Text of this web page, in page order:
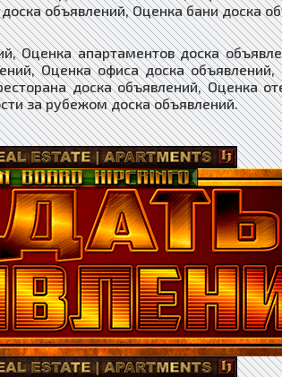
объявлений, Оценка бани доска
Оценка апартаментов доска
Оценка офиса доска
доска объявлений, Оценка
за рубежом доска объявлений.